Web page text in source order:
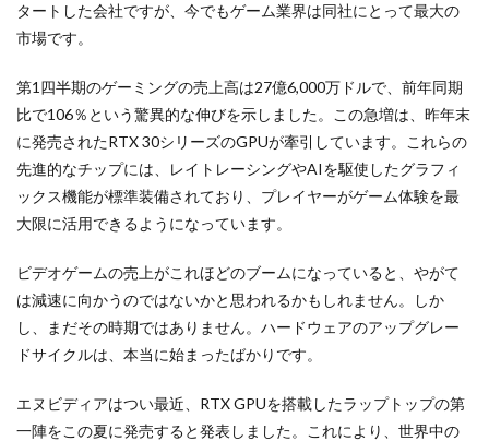
タートした会社ですが、今でもゲーム業界は同社にとって最大の
市場です。
第1四半期のゲーミングの売上高は27億6,000万ドルで、前年同期
比で106％という驚異的な伸びを示しました。この急増は、昨年末
に発売されたRTX 30シリーズのGPUが牽引しています。これらの
先進的なチップには、レイトレーシングやAIを駆使したグラフィ
ックス機能が標準装備されており、プレイヤーがゲーム体験を最
大限に活用できるようになっています。
ビデオゲームの売上がこれほどのブームになっていると、やがて
は減速に向かうのではないかと思われるかもしれません。しか
し、まだその時期ではありません。ハードウェアのアップグレー
ドサイクルは、本当に始まったばかりです。
エヌビディアはつい最近、RTX GPUを搭載したラップトップの第
一陣をこの夏に発売すると発表しました。これにより、世界中の